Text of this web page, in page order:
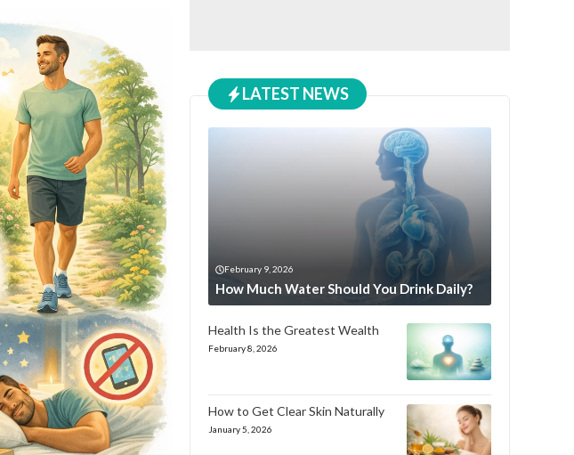
LATEST NEWS
February 9, 2026
How Much Water Should You Drink Daily?
Health Is the Greatest Wealth
February 8, 2026
How to Get Clear Skin Naturally
January 5, 2026